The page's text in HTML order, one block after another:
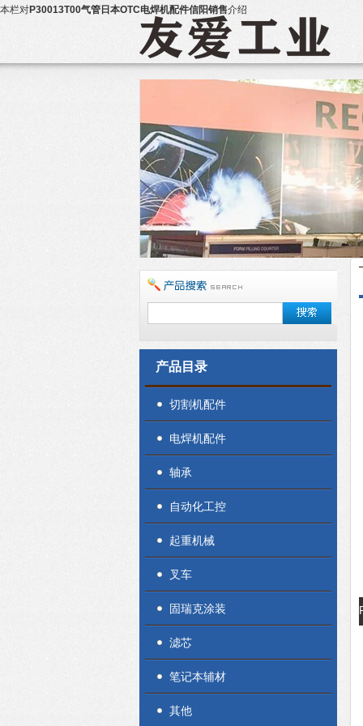
本栏对P30013T00气管日本OTC电焊机配件信阳销售介绍
产品目录
切割机配件
电焊机配件
轴承
自动化工控
起重机械
叉车
固瑞克涂装
滤芯
笔记本辅材
其他